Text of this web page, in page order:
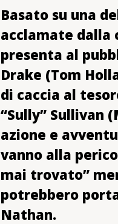
Basato su una
acclamate
presenta al
Drake (Tom
di caccia al
“Sully” Sullivan
azione e
vanno alla
mai trovato”
potrebbero
Nathan.